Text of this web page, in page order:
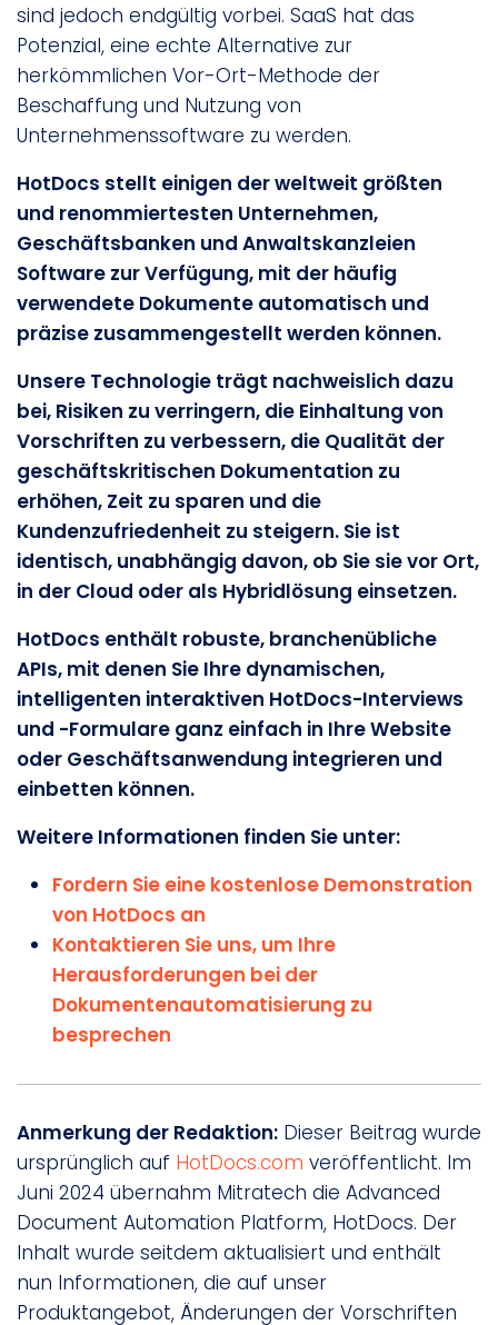
sind jedoch endgültig vorbei. SaaS hat das
Potenzial, eine echte Alternative zur
herkömmlichen Vor-Ort-Methode der
Beschaffung und Nutzung von
Unternehmenssoftware zu werden.
HotDocs stellt einigen der weltweit größten
und renommiertesten Unternehmen,
Geschäftsbanken und Anwaltskanzleien
Software zur Verfügung, mit der häufig
verwendete Dokumente automatisch und
präzise zusammengestellt werden können.
Unsere Technologie trägt nachweislich dazu
bei, Risiken zu verringern, die Einhaltung von
Vorschriften zu verbessern, die Qualität der
geschäftskritischen Dokumentation zu
erhöhen, Zeit zu sparen und die
Kundenzufriedenheit zu steigern. Sie ist
identisch, unabhängig davon, ob Sie sie vor Ort,
in der Cloud oder als Hybridlösung einsetzen.
HotDocs enthält robuste, branchenübliche
APIs, mit denen Sie Ihre dynamischen,
intelligenten interaktiven HotDocs-Interviews
und -Formulare ganz einfach in Ihre Website
oder Geschäftsanwendung integrieren und
einbetten können.
Weitere Informationen finden Sie unter:
Fordern Sie eine kostenlose Demonstration
von HotDocs an
Kontaktieren Sie uns, um Ihre
Herausforderungen bei der
Dokumentenautomatisierung zu
besprechen
Anmerkung der Redaktion: Dieser Beitrag wurde
ursprünglich auf HotDocs.com veröffentlicht. Im
Juni 2024 übernahm Mitratech die Advanced
Document Automation Platform, HotDocs. Der
Inhalt wurde seitdem aktualisiert und enthält
nun Informationen, die auf unser
Produktangebot, Änderungen der Vorschriften